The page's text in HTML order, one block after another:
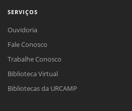
SERVIÇOS
Ouvidoria
Fale Conosco
Trabalhe Conosco
Biblioteca Virtual
Bibliotecas da URCAMP